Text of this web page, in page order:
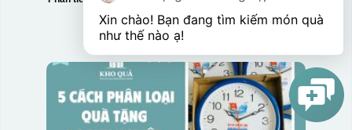
Xin chào! Bạn đang tìm kiếm món quà
như thế nào ạ!